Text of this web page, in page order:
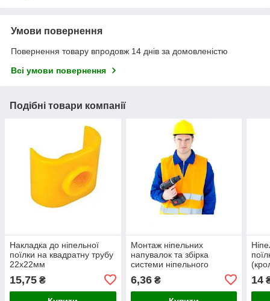
Умови повернення
Повернення товару впродовж 14 днів за домовленістю
Всі умови повернення
Подібні товари компанії
Накладка до ніпельної
поїлки на квадратну трубу
22х22мм
15,75 ₴
Монтаж ніпельних
напувалок та збірка
системи ніпельного
монтаж однієї поїлки.
6,36₴ 14